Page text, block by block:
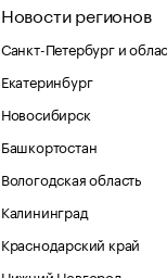
Новости регионов
Санкт-Петербург и
Екатеринбург
Новосибирск
Башкортостан
Вологодская область
Калининград
Краснодарский край